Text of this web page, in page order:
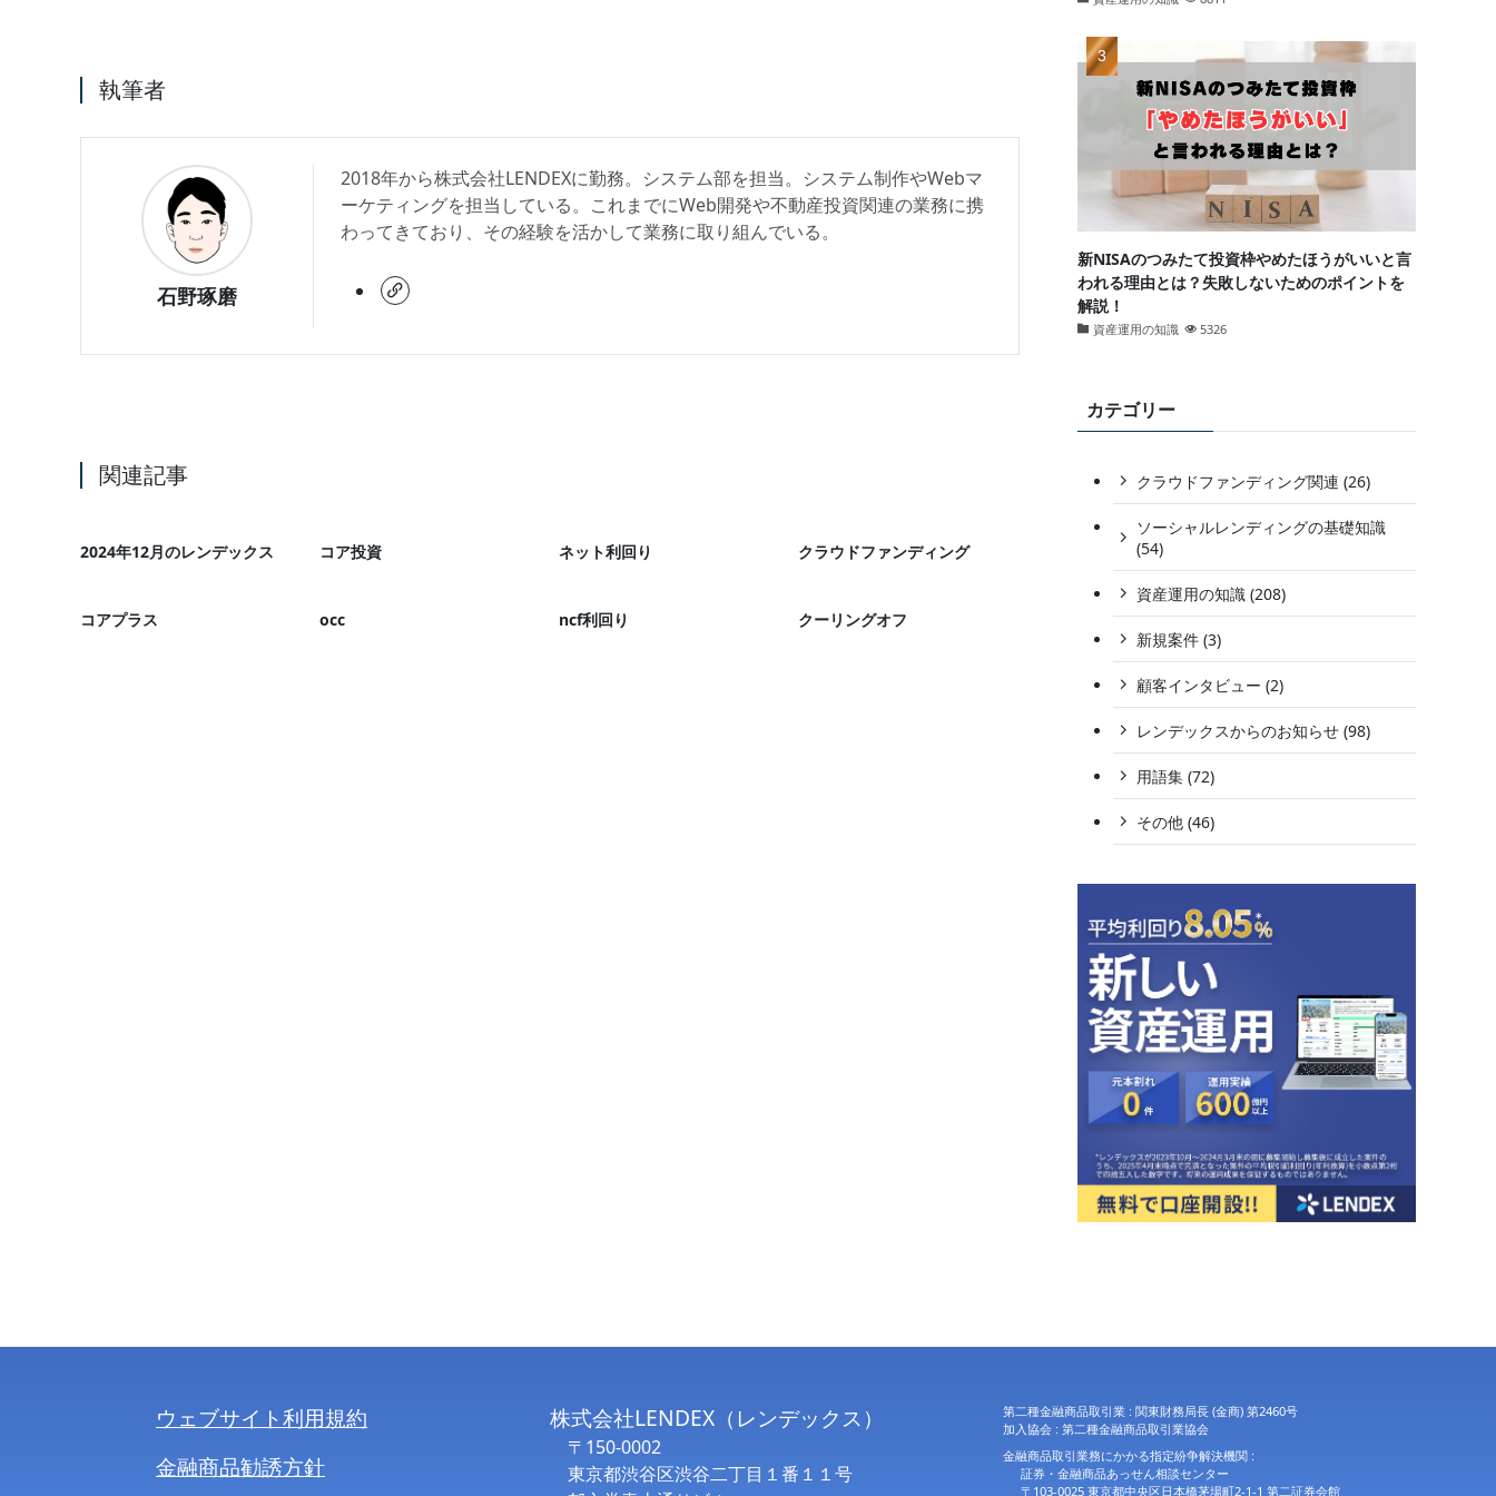
執筆者
石野琢磨
2018年から株式会社LENDEXに勤務。システム部を担当。システム制作やWebマ
ーケティングを担当している。これまでにWeb開発や不動産投資関連の業務に携
わってきており、その経験を活かして業務に取り組んでいる。
関連記事
2024年12月のレンデックス コア投資 ネット利回り クラウドファンディング
コアプラス occ ncf利回り クーリングオフ
新NISAのつみたて投資枠やめたほうがいいと言
われる理由とは？失敗しないためのポイントを
解説！
資産運用の知識 5326
カテゴリー
クラウドファンディング関連 (26)
ソーシャルレンディングの基礎知識
(54)
資産運用の知識 (208)
新規案件 (3)
顧客インタビュー (2)
レンデックスからのお知らせ (98)
用語集 (72)
その他 (46)
ウェブサイト利用規約
金融商品勧誘方針
株式会社LENDEX（レンデックス）
〒150-0002
東京都渋谷区渋谷二丁目１番１１号
第二種金融商品取引業 : 関東財務局長 (金商) 第2460号
加入協会 : 第二種金融商品取引業協会
金融商品取引業務にかかる指定紛争解決機関 :
証券・金融商品あっせん相談センター
〒103-0025 東京都中央区日本橋茅場町2-1-1 第二証券会館